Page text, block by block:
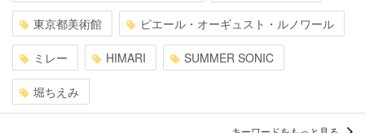
東京都美術館 ピエール・オーギュスト・ルノワール
ミレー HIMARI SUMMER SONIC
堀ちえみ